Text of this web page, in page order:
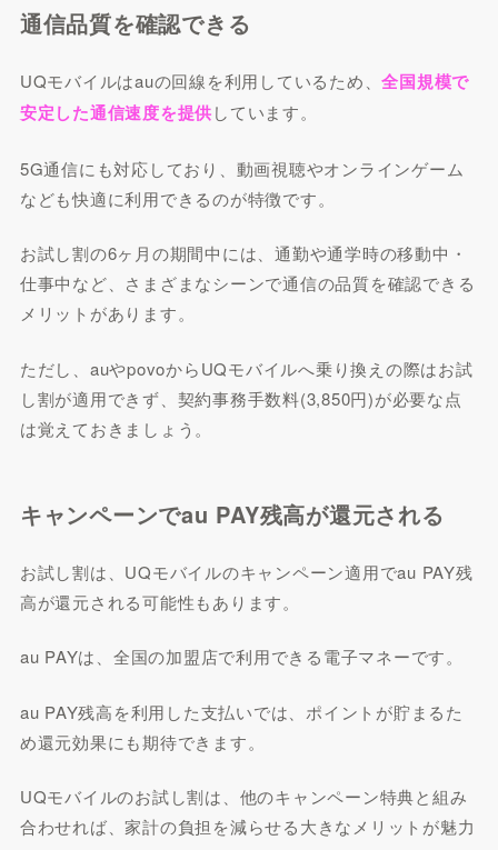
通信品質を確認できる
UQモバイルはauの回線を利用しているため、全国規模で
安定した通信速度を提供しています。
5G通信にも対応しており、動画視聴やオンラインゲーム
なども快適に利用できるのが特徴です。
お試し割の6ヶ月の期間中には、通勤や通学時の移動中・
仕事中など、さまざまなシーンで通信の品質を確認できる
メリットがあります。
ただし、auやpovoからUQモバイルへ乗り換えの際はお試
し割が適用できず、契約事務手数料(3,850円)が必要な点
は覚えておきましょう。
キャンペーンでau PAY残高が還元される
お試し割は、UQモバイルのキャンペーン適用でau PAY残
高が還元される可能性もあります。
au PAYは、全国の加盟店で利用できる電子マネーです。
au PAY残高を利用した支払いでは、ポイントが貯まるた
め還元効果にも期待できます。
UQモバイルのお試し割は、他のキャンペーン特典と組み
合わせれば、家計の負担を減らせる大きなメリットが魅力